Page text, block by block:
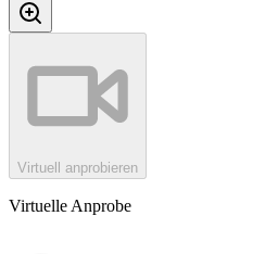
Virtuell anprobieren
Virtuelle Anprobe